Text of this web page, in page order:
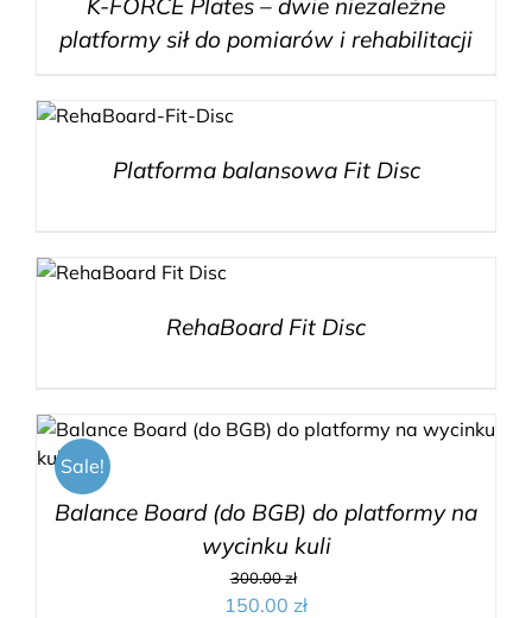
K-FORCE Plates – dwie niezależne
platformy sił do pomiarów i rehabilitacji
Platforma balansowa Fit Disc
RehaBoard Fit Disc
Sale!
Balance Board (do BGB) do platformy na
wycinku kuli
300.00zł
150.00 zł